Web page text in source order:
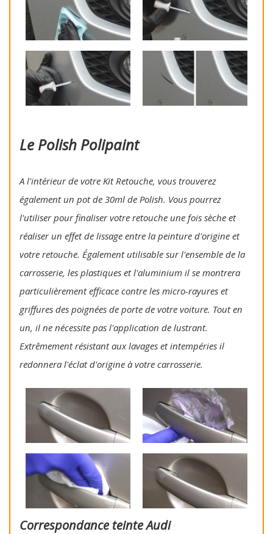
Le Polish Polipaint
A l'intérieur de votre Kit Retouche, vous trouverez
également un pot de 30ml de Polish. Vous pourrez
l'utiliser pour finaliser votre retouche une fois sèche et
réaliser un effet de lissage entre la peinture d'origine et
votre retouche. Également utilisable sur l'ensemble de la
carrosserie, les plastiques et l'aluminium il se montrera
particulièrement efficace contre les micro-rayures et
griffures des poignées de porte de votre voiture. Tout en
un, il ne nécessite pas l'application de lustrant.
Extrêmement résistant aux lavages et intempéries il
redonnera l'éclat d'origine à votre carrosserie.
Correspondance teinte Audi